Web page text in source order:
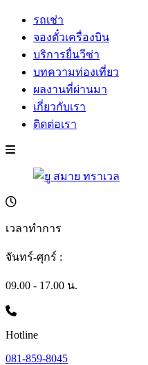
รถเช่า
จองตั๋วเครื่องบิน
บริการยื่นวีซ่า
บทความท่องเที่ยว
ผลงานที่ผ่านมา
เกี่ยวกับเรา
ติดต่อเรา
เวลาทำการ
จันทร์-ศุกร์ :
09.00 - 17.00 น.
Hotline
081-859-8045